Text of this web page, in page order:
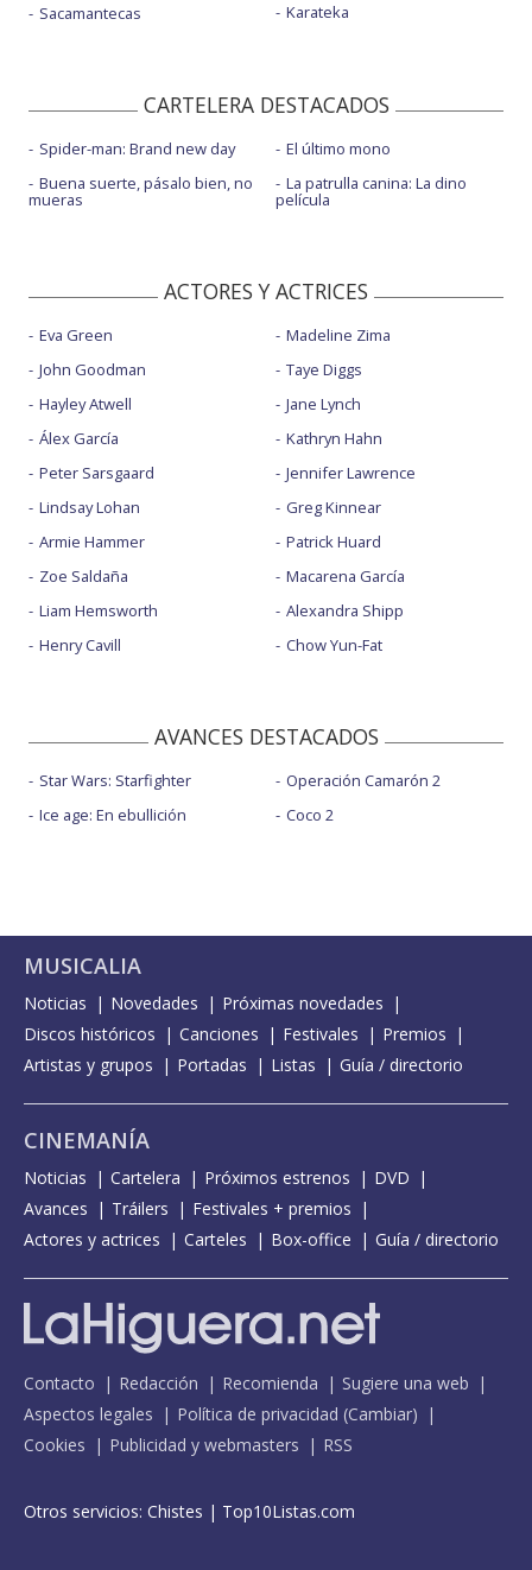
Sacamantecas
Karateka
CARTELERA DESTACADOS
Spider-man: Brand new day
Buena suerte, pásalo bien, no
mueras
El último mono
La patrulla canina: La dino
película
ACTORES Y ACTRICES
Eva Green
John Goodman
Hayley Atwell
Álex García
Peter Sarsgaard
Lindsay Lohan
Armie Hammer
Zoe Saldaña
Liam Hemsworth
Henry Cavill
Madeline Zima
Taye Diggs
Jane Lynch
Kathryn Hahn
Jennifer Lawrence
Greg Kinnear
Patrick Huard
Macarena García
Alexandra Shipp
Chow Yun-Fat
AVANCES DESTACADOS
Star Wars: Starfighter
Ice age: En ebullición
Operación Camarón 2
Coco 2
MUSICALIA
Noticias Novedades
Próximas novedades
Discos históricos
Canciones Festivales
Premios
Artistas y grupos
Portadas Listas Guía / directorio
CINEMANÍA
Noticias Cartelera Próximos estrenos
DVD
Avances
Tráilers
Festivales + premios
Actores y actrices
Carteles Box-office Guía / directorio
Contacto Redacción Recomienda
Sugiere una web
Aspectos legales
Política de privacidad (Cambiar)
Cookies
Publicidad y webmasters RSS
Otros servicios: Chistes | Top10Listas.com